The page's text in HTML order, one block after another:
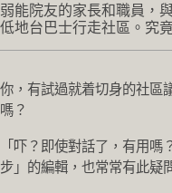
弱能院友的家長和職員，
低地台巴士行走社區。究
你，有試過就着切身的社區
嗎？
「吓？即使對話了，有用
步」的編輯，也常常有此疑